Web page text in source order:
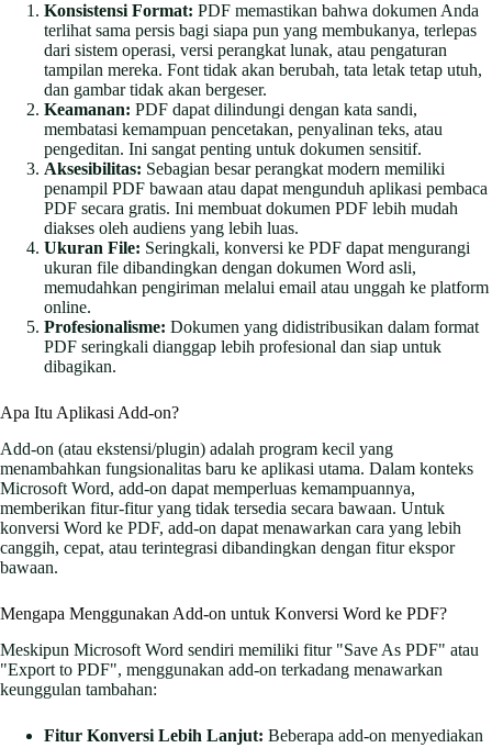
Konsistensi Format: PDF memastikan bahwa dokumen Anda
terlihat sama persis bagi siapa pun yang membukanya, terlepas
dari sistem operasi, versi perangkat lunak, atau pengaturan
tampilan mereka. Font tidak akan berubah, tata letak tetap utuh,
dan gambar tidak akan bergeser.
Keamanan: PDF dapat dilindungi dengan kata sandi,
membatasi kemampuan pencetakan, penyalinan teks, atau
pengeditan. Ini sangat penting untuk dokumen sensitif.
Aksesibilitas: Sebagian besar perangkat modern memiliki
penampil PDF bawaan atau dapat mengunduh aplikasi pembaca
PDF secara gratis. Ini membuat dokumen PDF lebih mudah
diakses oleh audiens yang lebih luas.
Ukuran File: Seringkali, konversi ke PDF dapat mengurangi
ukuran file dibandingkan dengan dokumen Word asli,
memudahkan pengiriman melalui email atau unggah ke platform
online.
Profesionalisme: Dokumen yang didistribusikan dalam format
PDF seringkali dianggap lebih profesional dan siap untuk
dibagikan.
Apa Itu Aplikasi Add-on?
Add-on (atau ekstensi/plugin) adalah program kecil yang
menambahkan fungsionalitas baru ke aplikasi utama. Dalam konteks
Microsoft Word, add-on dapat memperluas kemampuannya,
memberikan fitur-fitur yang tidak tersedia secara bawaan. Untuk
konversi Word ke PDF, add-on dapat menawarkan cara yang lebih
canggih, cepat, atau terintegrasi dibandingkan dengan fitur ekspor
bawaan.
Mengapa Menggunakan Add-on untuk Konversi Word ke PDF?
Meskipun Microsoft Word sendiri memiliki fitur "Save As PDF" atau
"Export to PDF", menggunakan add-on terkadang menawarkan
keunggulan tambahan:
Fitur Konversi Lebih Lanjut: Beberapa add-on menyediakan